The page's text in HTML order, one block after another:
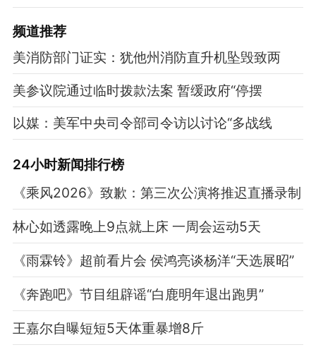
频道推荐
美消防部门证实：犹他州消防直升机坠毁致两
美参议院通过临时拨款法案 暂缓政府“停摆
以媒：美军中央司令部司令访以讨论“多战线
24小时新闻排行榜
《乘风2026》致歉：第三次公演将推迟直播录制
林心如透露晚上9点就上床 一周会运动5天
《雨霖铃》超前看片会 侯鸿亮谈杨洋“天选展昭”
《奔跑吧》节目组辟谣“白鹿明年退出跑男”
王嘉尔自曝短短5天体重暴增8斤